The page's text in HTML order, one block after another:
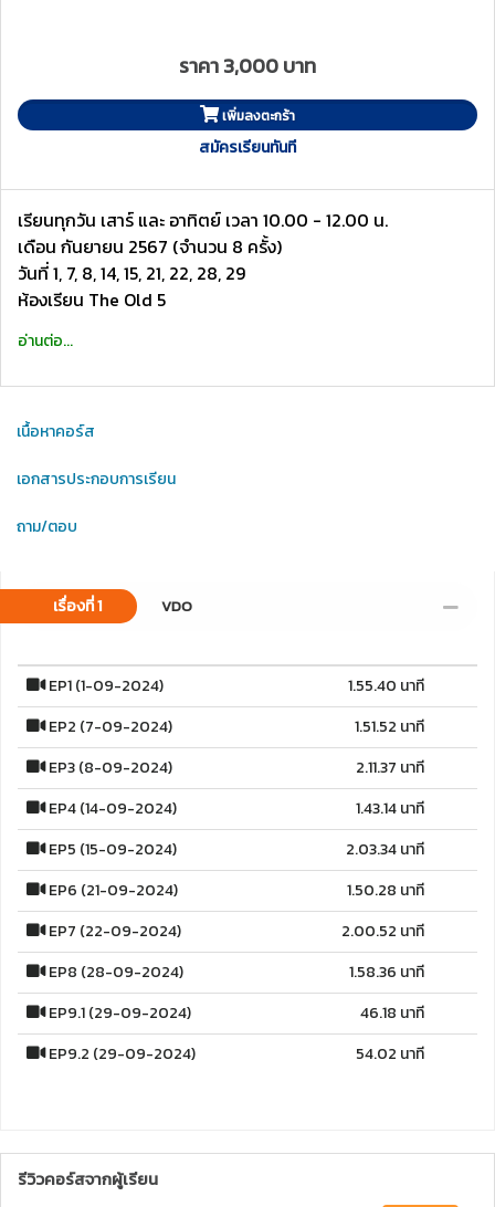
ราคา 3,000 บาท
เพิ่มลงตะกร้า
สมัครเรียนทันที
เรียนทุกวัน เสาร์ และ อาทิตย์ เวลา 10.00 - 12.00 น.
เดือน กันยายน 2567 (จำนวน 8 ครั้ง)
วันที่ 1, 7, 8, 14, 15, 21, 22, 28, 29
ห้องเรียน The Old 5
อ่านต่อ...
เนื้อหาคอร์ส
เอกสารประกอบการเรียน
ถาม/ตอบ
เรื่องที่ 1 VDO
EP1 (1-09-2024)
1.55.40 นาที
EP2 (7-09-2024)
1.51.52 นาที
EP3 (8-09-2024)
2.11.37 นาที
EP4 (14-09-2024)
1.43.14 นาที
EP5 (15-09-2024)
2.03.34 นาที
EP6 (21-09-2024)
1.50.28 นาที
EP7 (22-09-2024)
2.00.52 นาที
EP8 (28-09-2024)
1.58.36 นาที
EP9.1 (29-09-2024)
46.18 นาที
EP9.2 (29-09-2024)
54.02 นาที
รีวิวคอร์สจากผู้เรียน